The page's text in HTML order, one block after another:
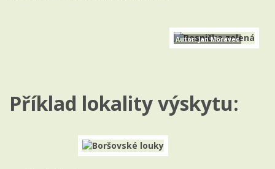
Autor: Jan Moravec
Příklad lokality výskytu: